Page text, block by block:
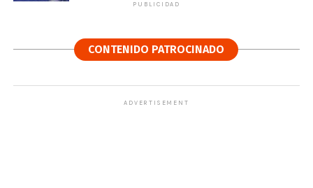
PUBLICIDAD
CONTENIDO PATROCINADO
ADVERTISEMENT